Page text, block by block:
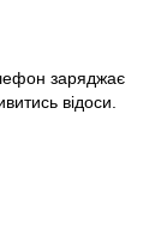
заряджає
відоси.